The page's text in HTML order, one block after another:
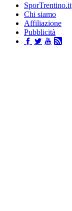
SporTrentino.it
Chi siamo
Affiliazione
Pubblicità